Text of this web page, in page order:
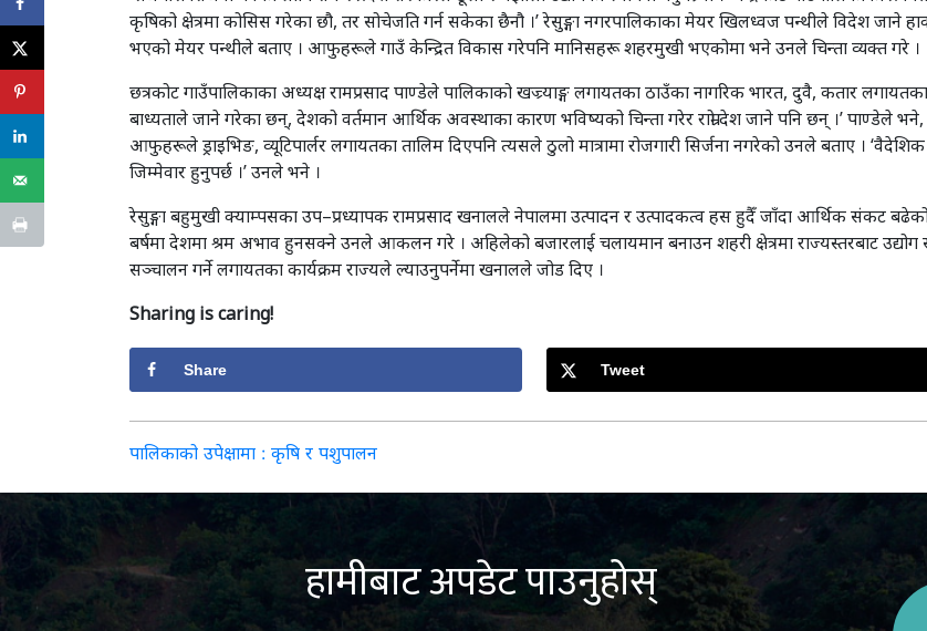
कृषिको क्षेत्रमा कोसिस गरेका छौ, तर सोचेजति गर्न सकेका छैनौ ।’ रेसुङ्गा नगरपालिकाका मेयर खिलध्वज पन्थीले विदेश जाने
भएको मेयर पन्थीले बताए । आफुहरूले गाउँ केन्द्रित विकास गरेपनि मानिसहरू शहरमुखी भएकोमा भने उनले चिन्ता व्यक्त गरे ।
छत्रकोट गाउँपालिकाका अध्यक्ष रामप्रसाद पाण्डेले पालिकाको खज्र्याङ्ग लगायतका ठाउँका नागरिक भारत, दुवै, कतार
बाध्यताले जाने गरेका छन्, देशको वर्तमान आर्थिक अवस्थाका कारण भविष्यको चिन्ता गरेर राम्रो देश जाने पनि छन् ।’ पाण्डेले
आफुहरूले ड्राइभिङ, व्यूटिपार्लर लगायतका तालिम दिएपनि त्यसले ठुलो मात्रामा रोजगारी सिर्जना नगरेको उनले बताए ।
जिम्मेवार हुनुपर्छ ।’ उनले भने ।
रेसुङ्गा बहुमुखी क्याम्पसका उप–प्रध्यापक रामप्रसाद खनालले नेपालमा उत्पादन र उत्पादकत्व हस हुदैँ जाँदा आर्थिक संकट
बर्षमा देशमा श्रम अभाव हुनसक्ने उनले आकलन गरे । अहिलेको बजारलाई चलायमान बनाउन शहरी क्षेत्रमा राज्यस्तरबाट उद्योग
सञ्चालन गर्ने लगायतका कार्यक्रम राज्यले ल्याउनुपर्नेमा खनालले जोड दिए ।
Sharing is caring!
Share Tweet
Post
navigation
पालिकाको उपेक्षामा : कृषि र पशुपालन
हामीबाट अपडेट पाउनुहोस्